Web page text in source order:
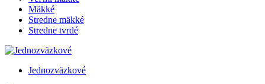
Mäkké
Stredne mäkké
Stredne tvrdé
Jednozväzkové